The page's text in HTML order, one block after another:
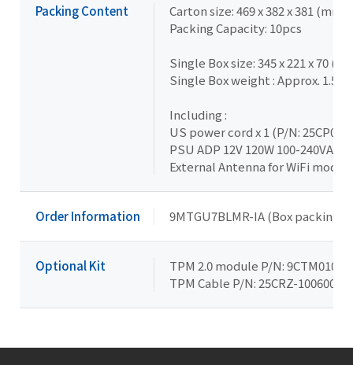
Packing Content
Carton size: 469 x 382 x 381 (mm)
Packing Capacity: 10pcs
Single Box size: 345 x 221 x 70
Single Box weight : Approx. 1.5kg
Including :
US power cord x 1 (P/N: 25CP0-
PSU ADP 12V 120W 100-240VAC
External Antenna for WiFi
Order Information 9MTGU7BLMR-IA (Box packing)
Optional Kit
TPM 2.0 module P/N:
TPM Cable P/N: 25CRZ-100600-